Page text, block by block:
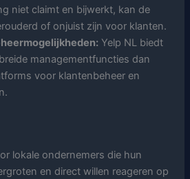
niet claimt en bijwerkt, kan de
of onjuist zijn voor klanten.
Yelp NL biedt
managementfuncties dan
voor klantenbeheer en
lokale ondernemers die hun
en direct willen reageren op